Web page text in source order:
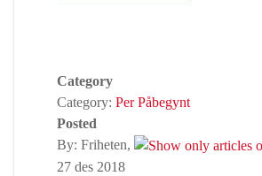
Category
Category: Per Påbegynt
Posted
By: Friheten,
27 des 2018